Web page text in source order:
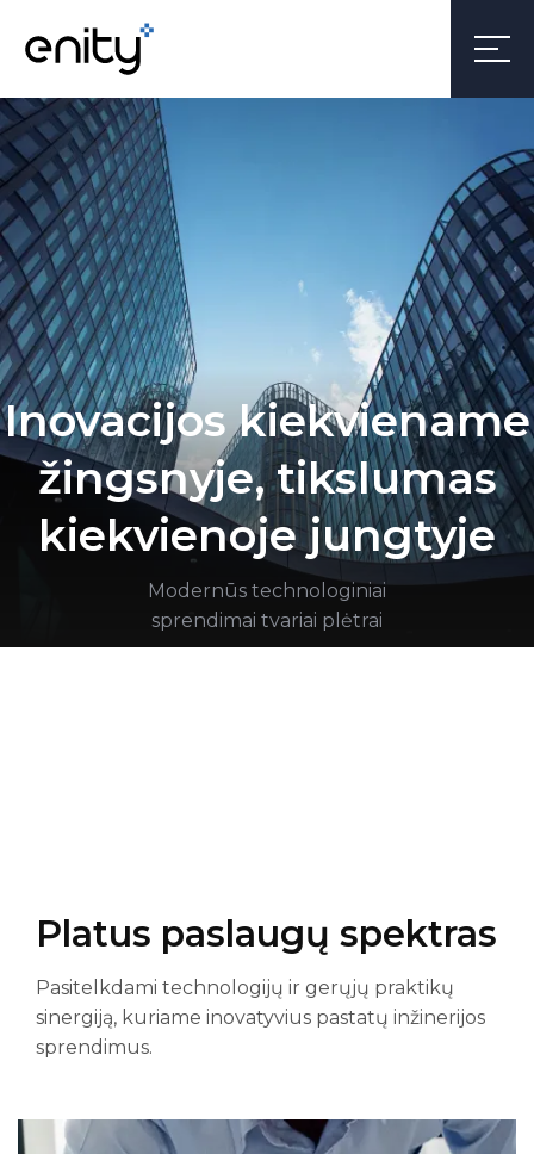
Inovacijos kiekviename
žingsnyje, tikslumas
kiekvienoje jungtyje
Modernūs technologiniai
sprendimai tvariai plėtrai
Platus paslaugų spektras
Pasitelkdami technologijų ir gerųjų praktikų
sinergiją, kuriame inovatyvius pastatų inžinerijos
sprendimus.